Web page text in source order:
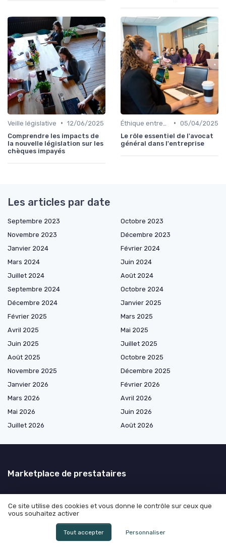
Veille législative • 12/06/2025
Comprendre les impacts de
la nouvelle législation sur les
chèques impayés
• 05/04/2025
Le rôle essentiel de l'avocat
général dans l'entreprise
Les articles par date
Septembre 2023
Octobre 2023
Novembre 2023
Décembre 2023
Janvier 2024
Février 2024
Mars 2024
Juin 2024
Juillet 2024
Août 2024
Septembre 2024
Octobre 2024
Décembre 2024
Janvier 2025
Février 2025
Mars 2025
Avril 2025
Mai 2025
Juin 2025
Juillet 2025
Août 2025
Octobre 2025
Novembre 2025
Décembre 2025
Janvier 2026
Février 2026
Mars 2026
Avril 2026
Mai 2026
Juin 2026
Juillet 2026
Août 2026
Marketplace de prestataires
Les plus lus
Combien de temps la police peut garder mon téléphone : ce que tout
directeur juridique doit vraiment anticiper
Ce site utilise des cookies et vous donne le contrôle sur ceux que
vous souhaitez activer
Tout accepter Personnaliser